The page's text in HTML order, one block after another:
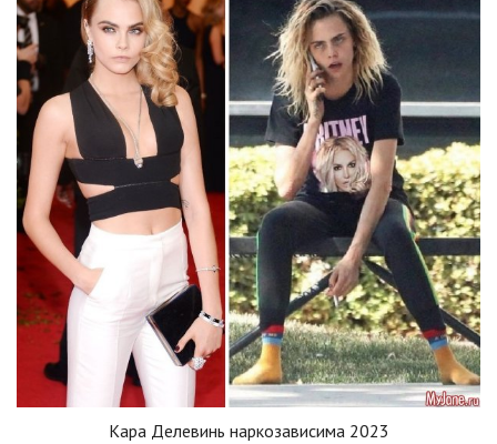
Кара Делевинь наркозависима 2023